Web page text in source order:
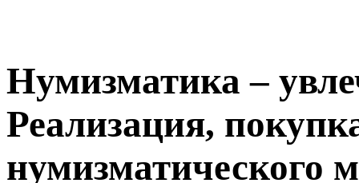
Нумизматика –
Реализация,
нумизматического